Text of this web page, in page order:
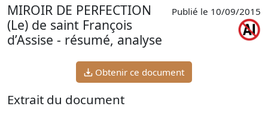
MIROIR DE PERFECTION
(Le) de saint François
d’Assise - résumé, analyse
Publié le 10/09/2015
Obtenir ce document
Extrait du document